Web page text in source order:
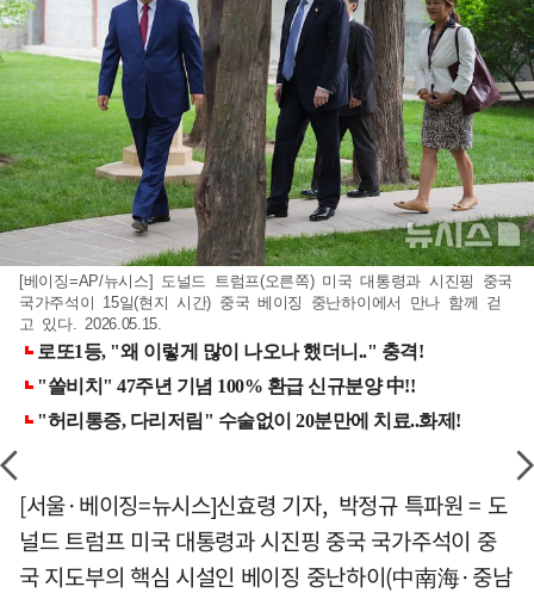
[베이징=AP/뉴시스] 도널드 트럼프(오른쪽) 미국 대통령과 시진핑 중국
국가주석이 15일(현지 시간) 중국 베이징 중난하이에서 만나 함께 걷
고 있다. 2026.05.15.
[서울·베이징=뉴시스]신효령 기자, 박정규 특파원 = 도
널드 트럼프 미국 대통령과 시진핑 중국 국가주석이 중
국 지도부의 핵심 시설인 베이징 중난하이(中南海·중남